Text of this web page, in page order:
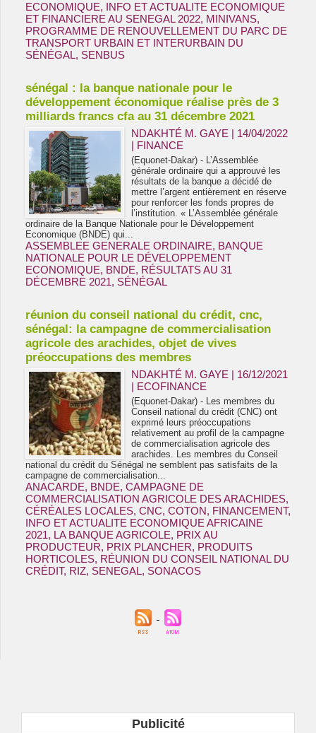
ECONOMIQUE, INFO ET ACTUALITE ECONOMIQUE
ET FINANCIERE AU SENEGAL 2022, MINIVANS,
PROGRAMME DE RENOUVELLEMENT DU PARC DE
TRANSPORT URBAIN ET INTERURBAIN DU
SÉNÉGAL, SENBUS
sénégal : la banque nationale pour le
développement économique réalise près de 3
milliards francs cfa au 31 décembre 2021
NDAKHTÉ M. GAYE | 14/04/2022
| FINANCE
(Equonet-Dakar) - L’Assemblée
générale ordinaire qui a approuvé les
résultats de la banque a décidé de
mettre l’argent entièrement en réserve
pour renforcer les fonds propres de
l’institution. « L’Assemblée générale
ordinaire de la Banque Nationale pour le Développement
Economique (BNDE) qui...
ASSEMBLEE GENERALE ORDINAIRE, BANQUE
NATIONALE POUR LE DÉVELOPPEMENT
ECONOMIQUE, BNDE, RÉSULTATS AU 31
DÉCEMBRE 2021, SÉNÉGAL
réunion du conseil national du crédit, cnc,
sénégal: la campagne de commercialisation
agricole des arachides, objet de vives
préoccupations des membres
NDAKHTÉ M. GAYE | 16/12/2021
| ECOFINANCE
(Equonet-Dakar) - Les membres du
Conseil national du crédit (CNC) ont
exprimé leurs préoccupations
relativement au profil de la campagne
de commercialisation agricole des
arachides. Les membres du Conseil
national du crédit du Sénégal ne semblent pas satisfaits de la
campagne de commercialisation...
ANACARDE, BNDE, CAMPAGNE DE
COMMERCIALISATION AGRICOLE DES ARACHIDES,
CÉRÉALES LOCALES, CNC, COTON, FINANCEMENT,
INFO ET ACTUALITE ECONOMIQUE AFRICAINE
2021, LA BANQUE AGRICOLE, PRIX AU
PRODUCTEUR, PRIX PLANCHER, PRODUITS
HORTICOLES, RÉUNION DU CONSEIL NATIONAL DU
CRÉDIT, RIZ, SENEGAL, SONACOS
Publicité